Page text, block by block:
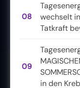
08
wechselt
Tatkraft
09
in den